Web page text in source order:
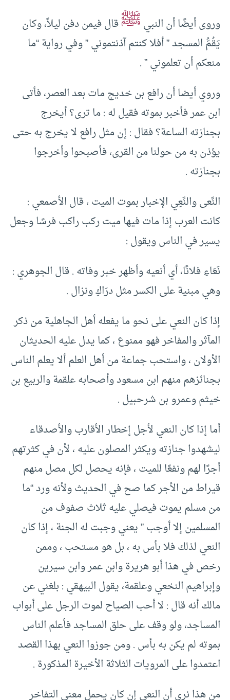
‏وروى أيضًا أن النبيﷺقال فيمن دفن ليلاً، وكان
يَقُمُّ المسجد ” أفلا كنتم آذنتموني ” وفي رواية “ما
منعكم أن تعلموني ” .‏
‏وروي أيضا أن رافع بن خديج مات بعد العصر، فأتى
ابن عمر فأخبر بموته فقيل له :‏ ما ترى؟ أيخرج
بجنازته الساعة؟ فقال :‏ إن مثل رافع لا يخرج به حتى
يؤذن به من حولنا من القرى، فأصبحوا وأخرجوا
بجنازته .‏
النَّعى والنَّعِي الإخبار بموت الميت ، قال الأصمعي :‏
كانت العرب إذا مات فيها ميت ركب راكب فرسًا وجعل
يسير في الناس ويقول :‏
نَعَاءِ فلانًا، أي أنعيه وأظهر خبر وفاته .‏ قال الجوهري :‏
وهي مبنية على الكسر مثل درَاكِ ونزال .‏
إذا كان النعي على نحو ما يفعله أهل الجاهلية من ذكر
المآثر والمفاخر فهو ممنوع ، كما يدل عليه الحديثان
الأولان ، واستحب جماعة من أهل العلم ألا يعلم الناس
بجنائزهم منهم ابن مسعود وأصحابه علقمة والربيع بن
خيثم وعمرو بن شرحبيل .‏
أما إذا كان النعي لأجل إخطار الأقارب والأصدقاء
ليشهدوا جنازته ويكثر المصلون عليه ، لأن في كثرتهم
أجرًا لهم ونفعًا للميت ، فإنه يحصل لكل مصل منهم
قيراط من الأجر كما صح في الحديث ولأنه ورد “ما
من مسلم يموت فيصلي عليه ثلاث صفوف من
المسلمين إلا أوجب ” يعني وجبت له الجنة ، إذا كان
النعي لذلك فلا بأس به ، بل هو مستحب ، وممن
رخص في هذا أبو هريرة وابن عمر وابن سيرين
وإبراهيم النخعي وعلقمة، يقول البيهقي :‏ بلغني عن
مالك أنه قال :‏ لا أحب الصياح لموت الرجل على أبواب
المساجد، ولو وقف على حلق المساجد فأعلم الناس
بموته لم يكن به بأس .‏ ومن جوزوا النعي بهذا القصد
اعتمدوا على المرويات الثلاثة الأخيرة المذكورة .‏
من هذا نرى أن النعي إن كان يحمل معنى التفاخر